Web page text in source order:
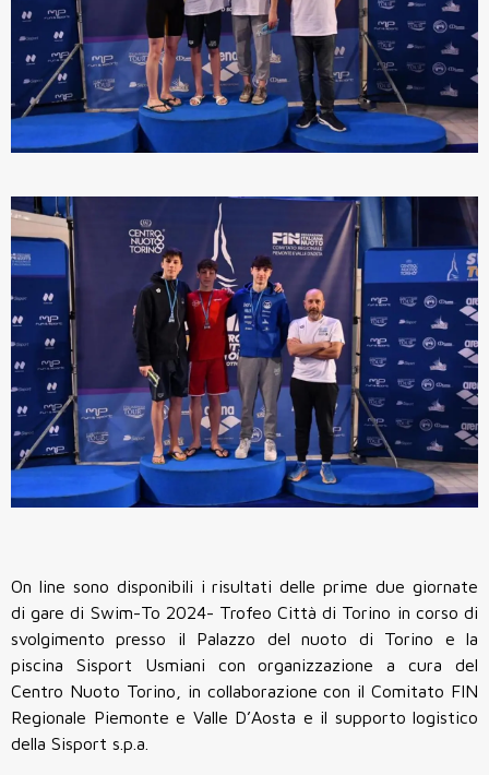
On line sono disponibili i risultati delle prime due giornate
di gare di Swim-To 2024- Trofeo Città di Torino in corso di
svolgimento presso il Palazzo del nuoto di Torino e la
piscina Sisport Usmiani con organizzazione a cura del
Centro Nuoto Torino, in collaborazione con il Comitato FIN
Regionale Piemonte e Valle D’Aosta e il supporto logistico
della Sisport s.p.a.